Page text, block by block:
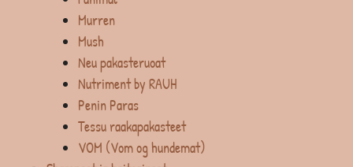
Murren
Mush
Neu pakasteruoat
Nutriment by RAUH
Penin Paras
Tessu raakapakasteet
VOM (Vom og hundemat)